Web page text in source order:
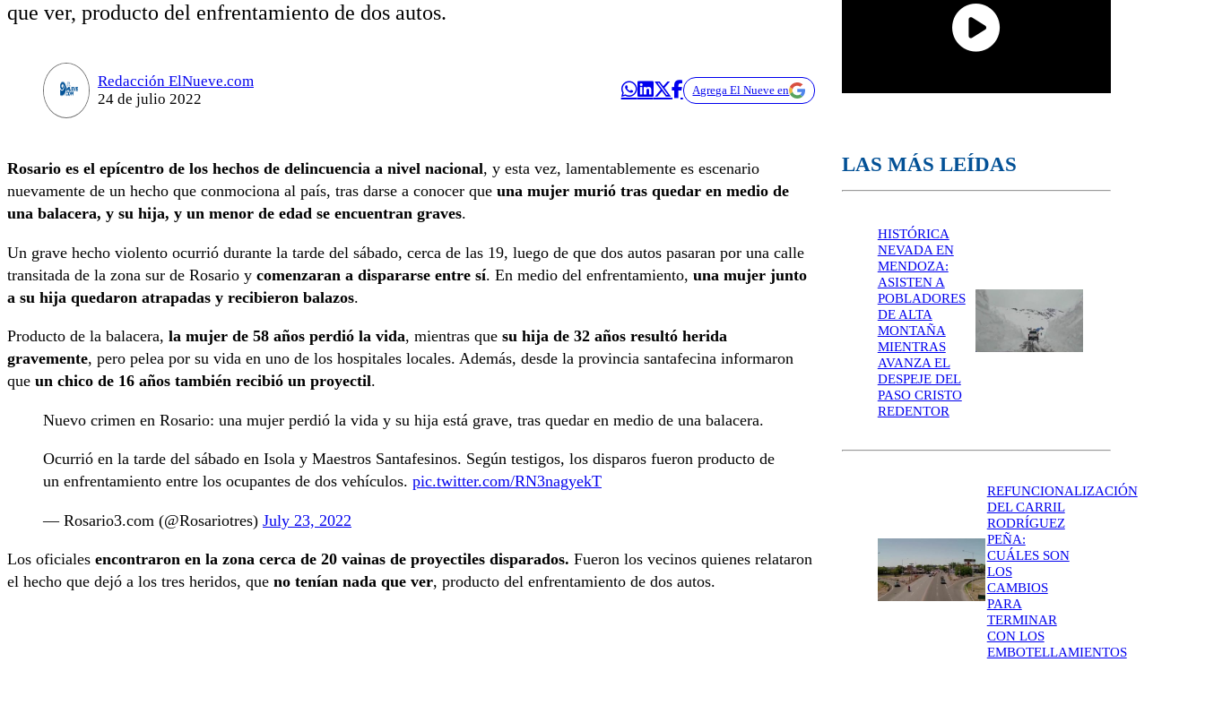
que ver, producto del enfrentamiento de dos autos.
Redacción ElNueve.com
24 de julio 2022
Agrega El Nueve en
Rosario es el epícentro de los hechos de delincuencia a nivel nacional, y esta vez, lamentablemente es escenario
nuevamente de un hecho que conmociona al país, tras darse a conocer que una mujer murió tras quedar en medio de
una balacera, y su hija, y un menor de edad se encuentran graves.
Un grave hecho violento ocurrió durante la tarde del sábado, cerca de las 19, luego de que dos autos pasaran por una calle
transitada de la zona sur de Rosario y comenzaran a dispararse entre sí. En medio del enfrentamiento, una mujer junto
a su hija quedaron atrapadas y recibieron balazos.
Producto de la balacera, la mujer de 58 años perdió la vida, mientras que su hija de 32 años resultó herida
gravemente, pero pelea por su vida en uno de los hospitales locales. Además, desde la provincia santafecina informaron
que un chico de 16 años también recibió un proyectil.
Nuevo crimen en Rosario: una mujer perdió la vida y su hija está grave, tras quedar en medio de una balacera.
Ocurrió en la tarde del sábado en Isola y Maestros Santafesinos. Según testigos, los disparos fueron producto de
un enfrentamiento entre los ocupantes de dos vehículos. pic.twitter.com/RN3nagyekT
— Rosario3.com (@Rosariotres) July 23, 2022
Los oficiales encontraron en la zona cerca de 20 vainas de proyectiles disparados. Fueron los vecinos quienes relataron
el hecho que dejó a los tres heridos, que no tenían nada que ver, producto del enfrentamiento de dos autos.
LAS MÁS LEÍDAS
HISTÓRICA
NEVADA EN
MENDOZA:
ASISTEN A
POBLADORES
DE ALTA
MONTAÑA
MIENTRAS
AVANZA EL
DESPEJE DEL
PASO CRISTO
REDENTOR
REFUNCIONALIZACIÓN
DEL CARRIL
RODRÍGUEZ
PEÑA:
CUÁLES SON
LOS
CAMBIOS
PARA
TERMINAR
CON LOS
EMBOTELLAMIENTOS